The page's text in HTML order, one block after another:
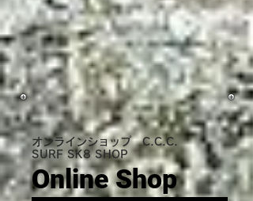
オンラインショップ C.C.C.
SURF SK8 SHOP
Online Shop